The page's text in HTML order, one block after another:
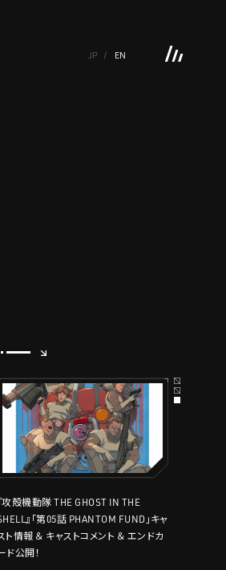
JP EN
攻殻機動隊 THE GHOST IN THE
』「第05話 PHANTOM FUND」キャ
ト情報 ＆ キャストコメント ＆ エンドカ
ド公開！